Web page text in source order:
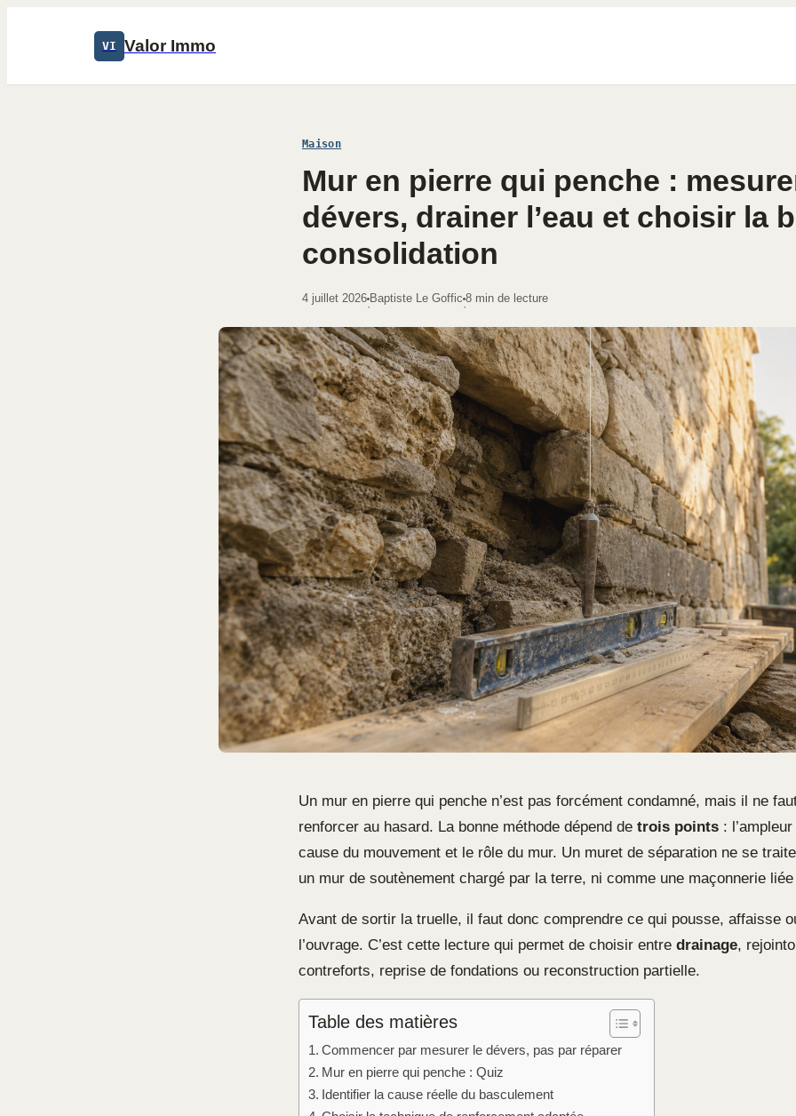
VI Valor Immo
Maison
Mur en pierre qui penche :
dévers, drainer l’eau et choisir la
consolidation
4 juillet 2026
·
Baptiste Le Goffic
·
8 min de lecture
Un mur en pierre qui penche n’est pas forcément condamné, mais il ne
renforcer au hasard. La bonne méthode dépend de trois points :
cause du mouvement et le rôle du mur. Un muret de séparation ne se
un mur de soutènement chargé par la terre, ni comme une maçonnerie
Avant de sortir la truelle, il faut donc comprendre ce qui pousse, affaisse
l’ouvrage. C’est cette lecture qui permet de choisir entre drainage,
contreforts, reprise de fondations ou reconstruction partielle.
Table des matières
Commencer par mesurer le dévers, pas par réparer
Mur en pierre qui penche : Quiz
Identifier la cause réelle du basculement